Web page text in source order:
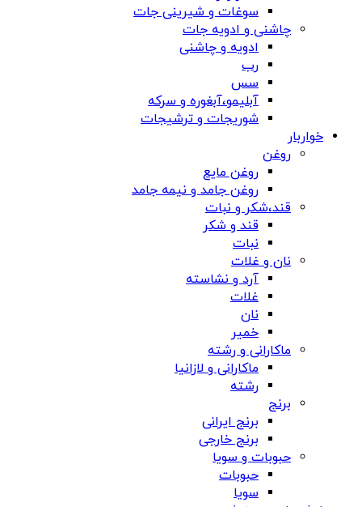
سوغات و شیرینی جات
چاشنی و ادویه جات
ادویه و چاشنی
رب
سس
آبلیمو،آبغوره و سرکه
شوریجات و ترشیجات
خواربار
روغن
روغن مایع
روغن جامد و نیمه جامد
قند،شکر و نبات
قند و شکر
نبات
نان و غلات
آرد و نشاسته
غلات
نان
خمیر
ماکارانی و رشته
ماکارانی و لازانیا
رشته
برنج
برنج ایرانی
برنج خارجی
حبوبات و سویا
حبوبات
سویا